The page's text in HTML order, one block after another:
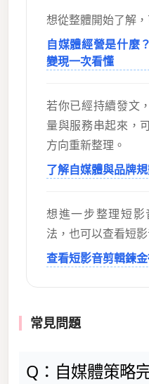
想從整體開始了解，
自媒體經營是什麼
變現一次看懂
若你已經持續發文
量與服務串起來，
方向重新整理。
了解自媒體與品牌
想進一步整理短影
法，也可以查看短
查看短影音剪輯鍊
常見問題
Q：自媒體策略